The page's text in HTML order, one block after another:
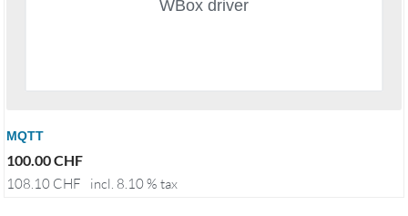
MQTT
100.00CHF
108.10 CHF incl. 8.10 % tax